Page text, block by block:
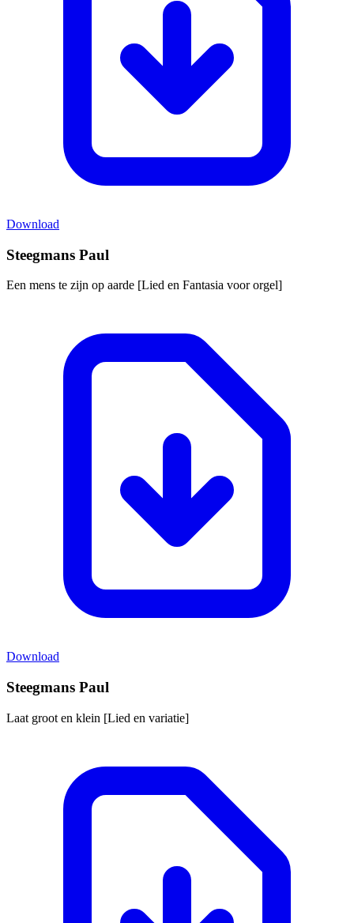
Download
Steegmans Paul
Een mens te zijn op aarde [Lied en Fantasia voor orgel]
Download
Steegmans Paul
Laat groot en klein [Lied en variatie]